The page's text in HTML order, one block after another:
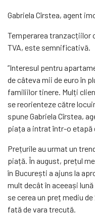
Gabriela Cîrstea, agent
Temperarea tranzacțiilor
TVA, este semnificativă.
”Interesul pentru
de câteva mii de euro în
familiilor tinere. Mulți
se reorienteze către
spune Gabriela Cîrstea,
piața a intrat într-o etapă
Prețurile au urmat un
piață. În august, prețul
în București a ajuns la
mult decât în aceeași
se cerea un preț mediu
față de vara trecută.